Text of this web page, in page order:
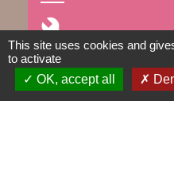
build
DÉCHETS
This site uses cookies and
to activate
OK, accept all